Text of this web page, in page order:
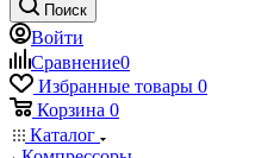
Поиск
Войти
Сравнение0
Избранные товары 0
Корзина 0
Каталог